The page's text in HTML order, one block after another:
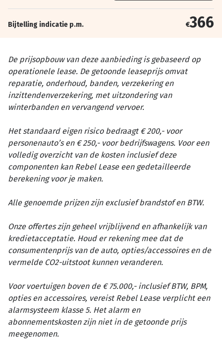
Bijtelling indicatie p.m. €366
De prijsopbouw van deze aanbieding is gebaseerd op
operationele lease. De getoonde leaseprijs omvat
reparatie, onderhoud, banden, verzekering en
inzittendenverzekering, met uitzondering van
winterbanden en vervangend vervoer.
Het standaard eigen risico bedraagt € 200,- voor
personenauto’s en € 250,- voor bedrijfswagens. Voor een
volledig overzicht van de kosten inclusief deze
componenten kan Rebel Lease een gedetailleerde
berekening voor je maken.
Alle genoemde prijzen zijn exclusief brandstof en BTW.
Onze offertes zijn geheel vrijblijvend en afhankelijk van
kredietacceptatie. Houd er rekening mee dat de
consumentenprijs van de auto, opties/accessoires en de
vermelde CO2-uitstoot kunnen veranderen.
Voor voertuigen boven de € 75.000,- inclusief BTW, BPM,
opties en accessoires, vereist Rebel Lease verplicht een
alarmsysteem klasse 5. Het alarm en
abonnementskosten zijn niet in de getoonde prijs
meegenomen.